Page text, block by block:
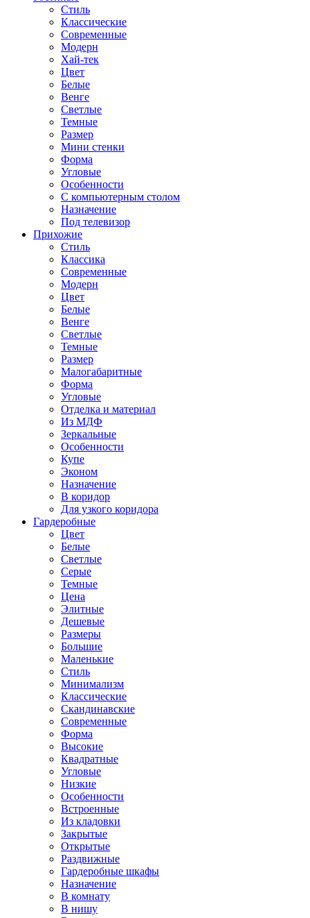
Стиль
Классические
Современные
Модерн
Хай-тек
Цвет
Белые
Венге
Светлые
Темные
Размер
Мини стенки
Форма
Угловые
Особенности
С компьютерным столом
Назначение
Под телевизор
Прихожие
Стиль
Классика
Современные
Модерн
Цвет
Белые
Венге
Светлые
Темные
Размер
Малогабаритные
Форма
Угловые
Отделка и материал
Из МДФ
Зеркальные
Особенности
Купе
Эконом
Назначение
В коридор
Для узкого коридора
Гардеробные
Цвет
Белые
Светлые
Серые
Темные
Цена
Элитные
Дешевые
Размеры
Большие
Маленькие
Стиль
Минимализм
Классические
Скандинавские
Современные
Форма
Высокие
Квадратные
Угловые
Низкие
Особенности
Встроенные
Из кладовки
Закрытые
Открытые
Раздвижные
Гардеробные шкафы
Назначение
В комнату
В нишу